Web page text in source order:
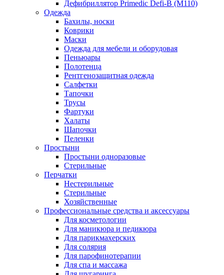
Дефибриллятор Primedic Defi-B (M110)
Одежда
Бахилы, носки
Коврики
Маски
Одежда для мебели и оборудовая
Пеньюары
Полотенца
Рентгенозащитная одежда
Салфетки
Тапочки
Трусы
Фартуки
Халаты
Шапочки
Пеленки
Простыни
Простыни одноразовые
Стерильные
Перчатки
Нестерильные
Стерильные
Хозяйственные
Профессиональные средства и аксессуары
Для косметологии
Для маникюра и педикюра
Для парикмахерских
Для солярия
Для парофинотерапии
Для спа и массажа